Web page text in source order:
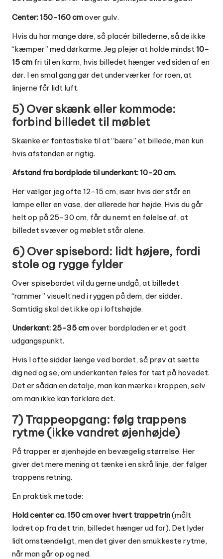
Center: 150-160 cmover gulv.
Hvis du har mange døre, så placér billederne, så de ikke
“kæmper” med dørkarme. Jeg plejer at holde mindst 10-
15 cm fri til en karm, hvis billedet hænger ved siden af en
dør. I en smal gang gør det underværker for roen, at
linjerne får lidt luft.
5) Over skænk eller kommode:
forbind billedet til møblet
Skænke er fantastiske til at “bære” et billede, men kun
hvis afstanden er rigtig.
Afstand fra bordplade til underkant: 10-20 cm.
Her vælger jeg ofte 12-15 cm, især hvis der står en
lampe eller en vase, der allerede har højde. Hvis du går
helt op på 25-30 cm, får du nemt en følelse af, at
billedet svæver og møblet står alene.
6) Over spisebord: lidt højere, fordi
stole og rygge fylder
Over spisebordet vil du gerne undgå, at billedet
“rammer” visuelt ned i ryggen på dem, der sidder.
Samtidig skal det ikke op i loftshøjde.
Underkant: 25-35 cmover bordpladen er et godt
udgangspunkt.
Hvis I ofte sidder længe ved bordet, så prøv at sætte
dig ned og se, om underkanten føles for tæt på hovedet.
Det er sådan en detalje, man kan mærke i kroppen, selv
om man ikke kan forklare det.
7) Trappeopgang: følg trappens
rytme (ikke vandret øjenhøjde)
På trapper er øjenhøjde en bevægelig størrelse. Her
giver det mere mening at tænke i en skrå linje, der følger
trappens retning.
En praktisk metode:
Hold center ca. 150 cm over hvert trappetrin(målt
lodret op fra det trin, billedet hænger ud for). Det lyder
lidt omstændeligt, men det giver den smukkeste rytme,
når man går op og ned.